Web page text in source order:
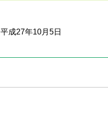
平成27年10月5日